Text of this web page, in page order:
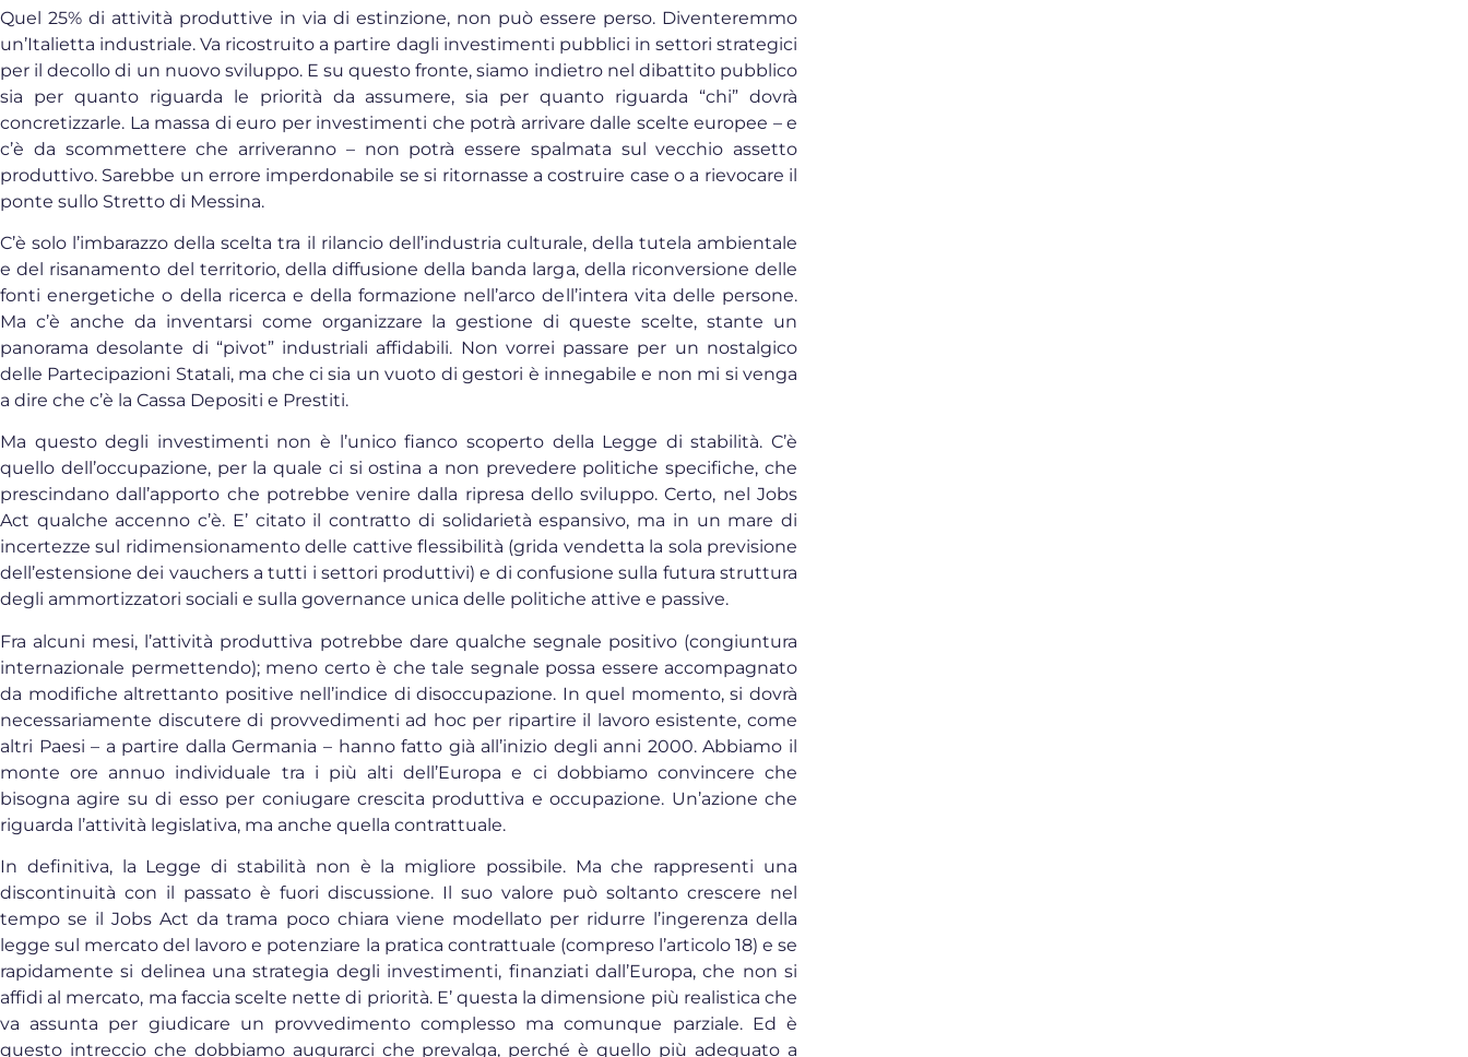
Quel 25% di attività produttive in via di estinzione, non può essere perso. Diventeremmo
un’Italietta industriale. Va ricostruito a partire dagli investimenti pubblici in settori strategici
per il decollo di un nuovo sviluppo. E su questo fronte, siamo indietro nel dibattito pubblico
sia per quanto riguarda le priorità da assumere, sia per quanto riguarda “chi” dovrà
concretizzarle. La massa di euro per investimenti che potrà arrivare dalle scelte europee – e
c’è da scommettere che arriveranno – non potrà essere spalmata sul vecchio assetto
produttivo. Sarebbe un errore imperdonabile se si ritornasse a costruire case o a rievocare il
ponte sullo Stretto di Messina.
C’è solo l’imbarazzo della scelta tra il rilancio dell’industria culturale, della tutela ambientale
e del risanamento del territorio, della diffusione della banda larga, della riconversione delle
fonti energetiche o della ricerca e della formazione nell’arco dell’intera vita delle persone.
Ma c’è anche da inventarsi come organizzare la gestione di queste scelte, stante un
panorama desolante di “pivot” industriali affidabili. Non vorrei passare per un nostalgico
delle Partecipazioni Statali, ma che ci sia un vuoto di gestori è innegabile e non mi si venga
a dire che c’è la Cassa Depositi e Prestiti.
Ma questo degli investimenti non è l’unico fianco scoperto della Legge di stabilità. C’è
quello dell’occupazione, per la quale ci si ostina a non prevedere politiche specifiche, che
prescindano dall’apporto che potrebbe venire dalla ripresa dello sviluppo. Certo, nel Jobs
Act qualche accenno c’è. E’ citato il contratto di solidarietà espansivo, ma in un mare di
incertezze sul ridimensionamento delle cattive flessibilità (grida vendetta la sola previsione
dell’estensione dei vauchers a tutti i settori produttivi) e di confusione sulla futura struttura
degli ammortizzatori sociali e sulla governance unica delle politiche attive e passive.
Fra alcuni mesi, l’attività produttiva potrebbe dare qualche segnale positivo (congiuntura
internazionale permettendo); meno certo è che tale segnale possa essere accompagnato
da modifiche altrettanto positive nell’indice di disoccupazione. In quel momento, si dovrà
necessariamente discutere di provvedimenti ad hoc per ripartire il lavoro esistente, come
altri Paesi – a partire dalla Germania – hanno fatto già all’inizio degli anni 2000. Abbiamo il
monte ore annuo individuale tra i più alti dell’Europa e ci dobbiamo convincere che
bisogna agire su di esso per coniugare crescita produttiva e occupazione. Un’azione che
riguarda l’attività legislativa, ma anche quella contrattuale.
In definitiva, la Legge di stabilità non è la migliore possibile. Ma che rappresenti una
discontinuità con il passato è fuori discussione. Il suo valore può soltanto crescere nel
tempo se il Jobs Act da trama poco chiara viene modellato per ridurre l’ingerenza della
legge sul mercato del lavoro e potenziare la pratica contrattuale (compreso l’articolo 18) e se
rapidamente si delinea una strategia degli investimenti, finanziati dall’Europa, che non si
affidi al mercato, ma faccia scelte nette di priorità. E’ questa la dimensione più realistica che
va assunta per giudicare un provvedimento complesso ma comunque parziale. Ed è
questo intreccio che dobbiamo augurarci che prevalga, perché è quello più adeguato a